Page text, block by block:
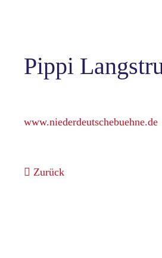
Pippi
www.niederdeutschebuehne.de
Zurück